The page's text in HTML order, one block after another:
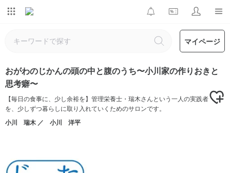
マイページ
おがわのじかんの頭の中と腹のうち〜小川家の作りおきと
思考癖〜
【毎日の食事に、少し余裕を】管理栄養士・瑞木さんという一人の実践者
を、少しずつ暮らしに取り入れていくためのサロンです。
小川 瑞木 ／ 小川 洋平